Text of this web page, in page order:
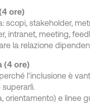
ore)
scopi, stakeholder,
intranet, meeting,
la relazione
(4 ore)
l’inclusione è
orientamento) e linee